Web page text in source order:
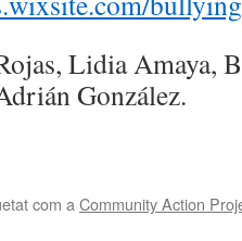
Lidia Amaya,
González.
com aCommunity Action